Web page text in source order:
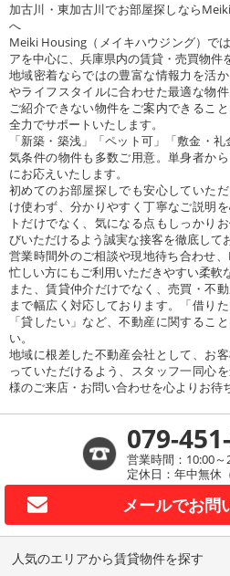
加古川・東加古川でお部屋探しなら
へ
Meiki Housing（メイキハウジング）で
アを中心に、兵庫県内の賃貸・売買物件
地域密着ならではの豊富な情報力を活
やライフスタイルに合わせた最適な物
ご紹介できない物件をご案内できるこ
全力でサポートいたします。
「新築・築浅」「ペット可」「敷金・
気条件の物件も多数ご用意。単身者か
にお応えいたします。
初めてのお部屋探しでも安心していた
け使わず、分かりやすく丁寧なご説明
トだけでなく、気になる点もしっかり
びいただけるよう誠実な接客を徹底して
営業時間外のご相談や現地待ち合わせ
忙しい方にもご利用いただきやすい柔軟
また、賃貸仲介だけでなく、売買・不
まで幅広く対応しております。「借り
「貸したい」など、不動産に関するこ
い。
地域に根差した不動産会社として、お
っていただけるよう、スタッフ一同心
様のご来店・お問い合わせを心よりお待
079-
営業時間：10:00～
定休日：年中無休
メールでお問
人気のエリアから賃貸物件を探す